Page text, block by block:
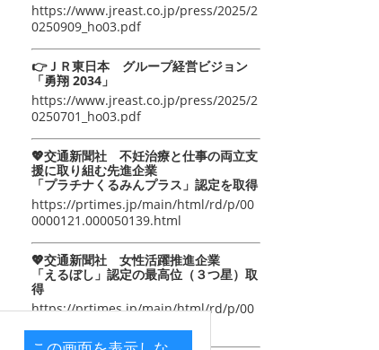
https://www.jreast.co.jp/press/2025/2
0250909_ho03.pdf
👉ＪＲ東日本 グループ経営ビジョン
「勇翔 2034」
https://www.jreast.co.jp/press/2025/2
0250701_ho03.pdf
💖交通新聞社 不妊治療と仕事の両立支
援に取り組む先進企業
「プラチナくるみんプラス」認定を取得
https://prtimes.jp/main/html/rd/p/00
0000121.000050139.html
💖交通新聞社 女性活躍推進企業
「えるぼし」認定の最高位（３つ星）取
得
https://prtimes.jp/main/html/rd/p/00